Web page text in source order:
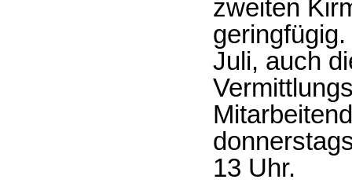
zweiten
Juli, auch
13 Uhr.